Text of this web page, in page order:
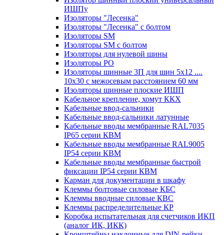
ИШПу
Изоляторы "Лесенка"
Изоляторы "Лесенка" с болтом
Изоляторы SM
Изоляторы SM c болтом
Изоляторы для нулевой шины
Изоляторы РО
Изоляторы шинные 3П для шин 5х12 ....
10х30 с межосевым расстоянием 60 мм
Изоляторы шинные плоские ИШП
Кабельное крепление, хомут ККХ
Кабельные ввод-сальники
Кабельные ввод-сальники латунные
Кабельные вводы мембранные RAL7035
IP65 серии КВМ
Кабельные вводы мембранные RAL9005
IP54 серии КВМ
Кабельные вводы мембранные быстрой
фиксации IP54 серии КВМ
Карман для документации в шкафу
Клеммы болтовые силовые КБС
Клеммы вводные силовые КВС
Клеммы распределительные КР
Коробка испытательная для счетчиков ИКП
(аналог ИК, ИКК)